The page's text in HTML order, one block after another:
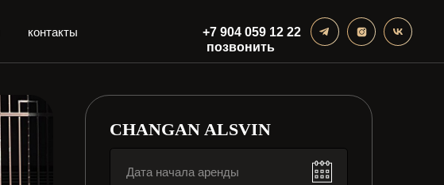
контакты
+7 904 059 12 22
позвонить
CHANGAN ALSVIN